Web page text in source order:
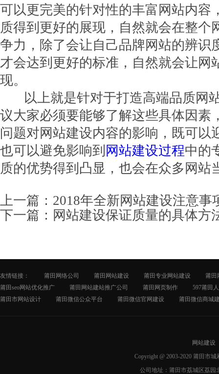
可以更完美的针对性的丰富网站内容
质得到更好的展现，自然就会在整个
争力，除了会让自己品牌网站的辨识
才会达到更好的标准，自然就会让网
现。
以上就是针对于打造高端品质网
议大家必须要能够了解这些具体因素
问题对网站建设内容的影响，既可以
也可以避免影响到 网站建设过程中的
质的优势得到凸显，也会在众多网站
上一篇： 2018年全新网站建设注意事
下一篇： 网站建设保证质量的具体方
友情链接： 莆田网络公司 莆田网站建设 莆田专业网站建设
莆田
莆田seo网站优化推广
莆田网站建站推广公司 莆田网页制作
597莆田
莆田市网站设计
莆田微信公众平台 莆田微信官网建设 莆田微信商城
网站建设
Copyright @ 2003-2020 莆田市
公司地址：莆田市荔城区荔